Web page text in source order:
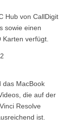
Hub von CallDigit
sowie einen
Karten verfügt.
das MacBook
die auf der
Resolve
ist.